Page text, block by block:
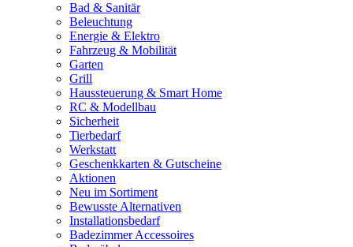
Bad & Sanitär
Beleuchtung
Energie & Elektro
Fahrzeug & Mobilität
Garten
Grill
Haussteuerung & Smart Home
RC & Modellbau
Sicherheit
Tierbedarf
Werkstatt
Geschenkkarten & Gutscheine
Aktionen
Neu im Sortiment
Bewusste Alternativen
Installationsbedarf
Badezimmer Accessoires